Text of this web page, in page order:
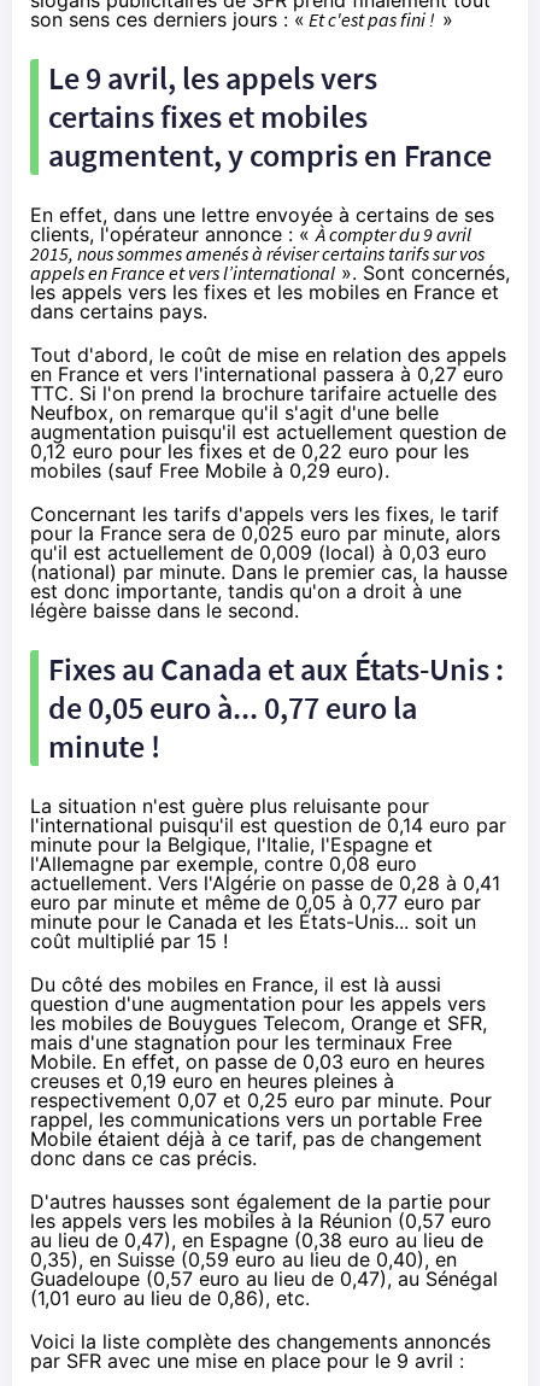
son sens ces derniers jours : « Et c'est pas fini ! »
Le 9 avril, les appels vers
certains fixes et mobiles
augmentent, y compris en France
En effet, dans une lettre envoyée à certains de ses
clients, l'opérateur annonce : «À compter du 9 avril
2015, nous sommes amenés à réviser certains tarifs sur vos
appels en France et vers l’international ». Sont concernés,
les appels vers les fixes et les mobiles en France et
dans certains pays.
Tout d'abord, le coût de mise en relation des appels
en France et vers l'international passera à 0,27 euro
TTC. Si l'on prend la brochure tarifaire actuelle des
Neufbox, on remarque qu'il s'agit d'une belle
augmentation puisqu'il est actuellement question de
0,12 euro pour les fixes et de 0,22 euro pour les
mobiles (sauf Free Mobile à 0,29 euro).
Concernant les tarifs d'appels vers les fixes, le tarif
pour la France sera de 0,025 euro par minute, alors
qu'il est actuellement de 0,009 (local) à 0,03 euro
(national) par minute. Dans le premier cas, la hausse
est donc importante, tandis qu'on a droit à une
légère baisse dans le second.
Fixes au Canada et aux États-Unis :
de 0,05 euro à... 0,77 euro la
minute !
La situation n'est guère plus reluisante pour
l'international puisqu'il est question de 0,14 euro par
minute pour la Belgique, l'Italie, l'Espagne et
l'Allemagne par exemple, contre 0,08 euro
actuellement. Vers l'Algérie on passe de 0,28 à 0,41
euro par minute et même de 0,05 à 0,77 euro par
minute pour le Canada et les États-Unis... soit un
coût multiplié par 15 !
Du côté des mobiles en France, il est là aussi
question d'une augmentation pour les appels vers
les mobiles de Bouygues Telecom, Orange et SFR,
mais d'une stagnation pour les terminaux Free
Mobile. En effet, on passe de 0,03 euro en heures
creuses et 0,19 euro en heures pleines à
respectivement 0,07 et 0,25 euro par minute. Pour
rappel, les communications vers un portable Free
Mobile étaient déjà à ce tarif, pas de changement
donc dans ce cas précis.
D'autres hausses sont également de la partie pour
les appels vers les mobiles à la Réunion (0,57 euro
au lieu de 0,47), en Espagne (0,38 euro au lieu de
0,35), en Suisse (0,59 euro au lieu de 0,40), en
Guadeloupe (0,57 euro au lieu de 0,47), au Sénégal
(1,01 euro au lieu de 0,86), etc.
Voici la liste complète des changements annoncés
par SFR avec une mise en place pour le 9 avril :